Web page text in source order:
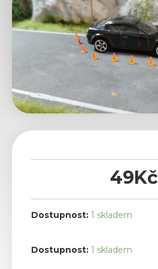
49Kč
Dostupnost: 1 skladem
Dostupnost: 1 skladem
Kužel